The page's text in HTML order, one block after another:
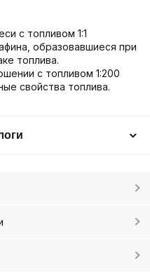
с топливом 1:1
образовавшиеся при
топлива.
с топливом 1:200
свойства топлива.